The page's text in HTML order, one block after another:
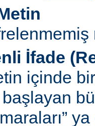
İfade
içinde